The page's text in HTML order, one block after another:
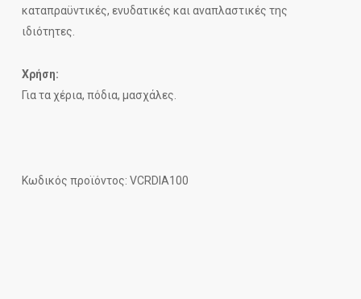
καταπραϋντικές, ενυδατικές και αναπλαστικές της
ιδιότητες.
Χρήση:
Για τα χέρια, πόδια, μασχάλες.
Κωδικός προϊόντος: VCRDIA100